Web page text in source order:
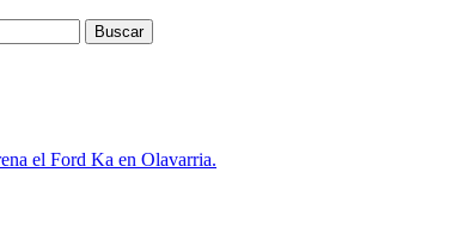
el Ford Ka en Olavarria.